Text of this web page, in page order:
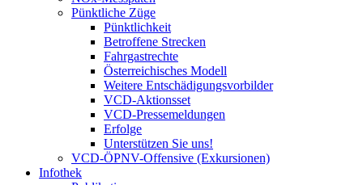
Pünktliche Züge
Pünktlichkeit
Betroffene Strecken
Fahrgastrechte
Österreichisches Modell
Weitere Entschädigungsvorbilder
VCD-Aktionsset
VCD-Pressemeldungen
Erfolge
Unterstützen Sie uns!
VCD-ÖPNV-Offensive (Exkursionen)
Infothek